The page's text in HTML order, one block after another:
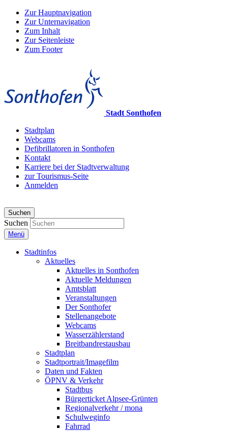
Zur Hauptnavigation
Zur Unternavigation
Zum Inhalt
Zur Seitenleiste
Zum Footer
Stadt Sonthofen
Stadtplan
Webcams
Defibrillatoren in Sonthofen
Kontakt
Karriere bei der Stadtverwaltung
zur Tourismus-Seite
Anmelden
Suchen
Suchen
Menü
Stadtinfos
Aktuelles
Aktuelles in Sonthofen
Aktuelle Meldungen
Amtsblatt
Veranstaltungen
Der Sonthofer
Stellenangebote
Webcams
Wasserzählerstand
Breitbandrestausbau
Stadtplan
Stadtportrait/Imagefilm
Daten und Fakten
ÖPNV & Verkehr
Stadtbus
Bürgerticket Alpsee-Grünten
Regionalverkehr / mona
Schulweginfo
Fahrrad